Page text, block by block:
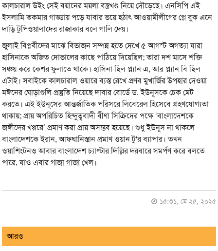
কালচারাল উইং সেই বয়ানের ময়লা বস্ত্রখণ্ড নিয়ে দৌড়েছে। এনসিপি এই
ইসলামি তকমার গাড্ডায় পড়ে যাবার ভয়ে হঠাৎ আওয়ামীলীগের প্লে বুক এনে
দাড়ি টুপিওয়ালাদের রাজাকার বলে গালি দেয়।
জুলাই বিপ্লবীদের মাঝে বিভাজন সম্পন্ন হতে দেখে ৫ আগস্ট অগত্যা যারা
হাসিনাকে অজিত দোভালের কাছে পাঠিয়ে দিয়েছিল; তারা দশ মাসে শক্তি
সঞ্চয় করে কেশর ফুলাতে থাকে। হাসিনা ছিল প্ল্যান এ, আর প্ল্যান বি ছিল
এটাই। সবাইকে কালচারাল ওয়ারে ব্যস্ত রেখে প্রণব মুখার্জির উপহার দেওয়া
মঈনের ঘোড়াগুলি প্রস্তুতি নিয়েছে দাবার বোর্ডে ড. ইউনূসকে চেক মেট
করতে। এই ইউনূসের আন্তর্জাতিক পরিসরে লিবেরেল হিসেবে গ্রহণযোগ্যতা
থাকায়; প্রায় অপরিচিত হিন্দুত্ববাদী বীণা সিক্রিদের পক্ষে ‘বাংলাদেশকে
জঙ্গীদের খপ্পরে’ প্রমাণ করা প্রায় অসম্ভব হয়েছে। শুধু ইউনূস না থাকলে
বাংলাদেশকে ইরান, আফঘানিস্তান প্রমাণ ওয়ান টু'র ব্যাপার। তখন
ওয়াশিংটনও আবার বাংলাদেশ চ্যাপ্টার দিল্লির দরবারে সমর্পণ করে বলতে
পারে, যাও এবার গাজা গাজা খেল।
১৫:৩১, মে ২৫, ২০২৫
আরও